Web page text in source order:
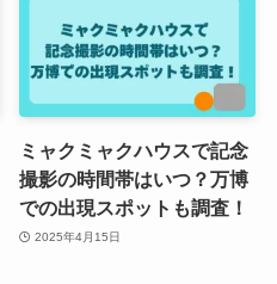
ミャクミャクハウスで記念
撮影の時間帯はいつ？万博
での出現スポットも調査！
2025年4月15日